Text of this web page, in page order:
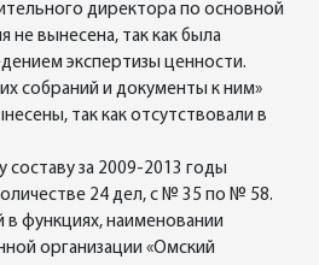
директора по основной
не вынесена, так как была
экспертизы ценности.
собраний и документы к ним»
так как отсутствовали в
за 2009-2013 годы
24 дел, с № 35 по № 58.
в функциях, наименовании
организации «Омский